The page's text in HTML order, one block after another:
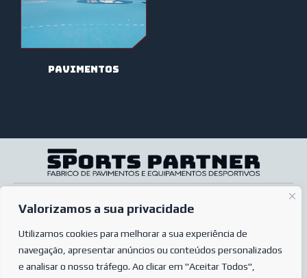
Valorizamos a sua privacidade
Utilizamos cookies para melhorar a sua experiência de
navegação, apresentar anúncios ou conteúdos personalizados
e analisar o nosso tráfego. Ao clicar em "Aceitar Todos",
Pavimentos
LOJA ONLINE Condições de venda
Condições de encomenda